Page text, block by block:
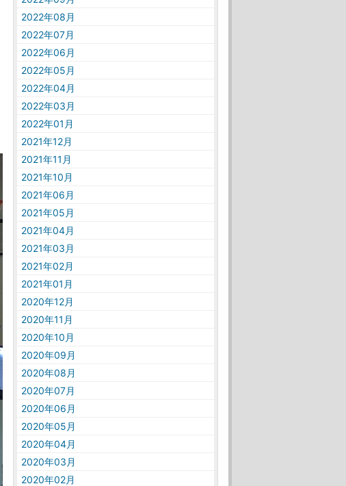
2022年08月
2022年07月
2022年06月
2022年05月
2022年04月
2022年03月
2022年01月
2021年12月
2021年11月
2021年10月
2021年06月
2021年05月
2021年04月
2021年03月
2021年02月
2021年01月
2020年12月
2020年11月
2020年10月
2020年09月
2020年08月
2020年07月
2020年06月
2020年05月
2020年04月
2020年03月
2020年02月